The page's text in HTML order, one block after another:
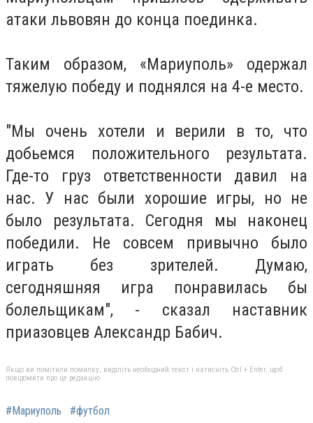
атаки львовян до конца поединка.
Таким образом, «Мариуполь» одержал
тяжелую победу и поднялся на 4-е место.
"Мы очень хотели и верили в то, что
добьемся положительного результата.
Где-то груз ответственности давил на
нас. У нас были хорошие игры, но не
было результата. Сегодня мы наконец
победили. Не совсем привычно было
играть без зрителей. Думаю,
сегодняшняя игра понравилась бы
болельщикам", - сказал наставник
приазовцев Александр Бабич.
Якщо ви помітили помилку, виділіть необхідний текст і натисніть Ctrl + Enter, щоб
повідомити про це редакцію
#Мариуполь #футбол